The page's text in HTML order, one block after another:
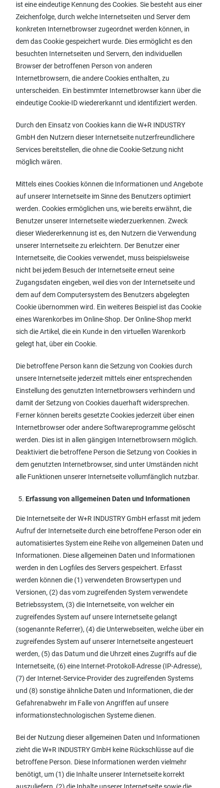
ist eine eindeutige Kennung des Cookies. Sie besteht aus einer
Zeichenfolge, durch welche Internetseiten und Server dem
konkreten Internetbrowser zugeordnet werden können, in
dem das Cookie gespeichert wurde. Dies ermöglicht es den
besuchten Internetseiten und Servern, den individuellen
Browser der betroffenen Person von anderen
Internetbrowsern, die andere Cookies enthalten, zu
unterscheiden. Ein bestimmter Internetbrowser kann über die
eindeutige Cookie-ID wiedererkannt und identifiziert werden.
Durch den Einsatz von Cookies kann die W+R INDUSTRY
GmbH den Nutzern dieser Internetseite nutzerfreundlichere
Services bereitstellen, die ohne die Cookie-Setzung nicht
möglich wären.
Mittels eines Cookies können die Informationen und Angebote
auf unserer Internetseite im Sinne des Benutzers optimiert
werden. Cookies ermöglichen uns, wie bereits erwähnt, die
Benutzer unserer Internetseite wiederzuerkennen. Zweck
dieser Wiedererkennung ist es, den Nutzern die Verwendung
unserer Internetseite zu erleichtern. Der Benutzer einer
Internetseite, die Cookies verwendet, muss beispielsweise
nicht bei jedem Besuch der Internetseite erneut seine
Zugangsdaten eingeben, weil dies von der Internetseite und
dem auf dem Computersystem des Benutzers abgelegten
Cookie übernommen wird. Ein weiteres Beispiel ist das Cookie
eines Warenkorbes im Online-Shop. Der Online-Shop merkt
sich die Artikel, die ein Kunde in den virtuellen Warenkorb
gelegt hat, über ein Cookie.
Die betroffene Person kann die Setzung von Cookies durch
unsere Internetseite jederzeit mittels einer entsprechenden
Einstellung des genutzten Internetbrowsers verhindern und
damit der Setzung von Cookies dauerhaft widersprechen.
Ferner können bereits gesetzte Cookies jederzeit über einen
Internetbrowser oder andere Softwareprogramme gelöscht
werden. Dies ist in allen gängigen Internetbrowsern möglich.
Deaktiviert die betroffene Person die Setzung von Cookies in
dem genutzten Internetbrowser, sind unter Umständen nicht
alle Funktionen unserer Internetseite vollumfänglich nutzbar.
Erfassung von allgemeinen Daten und Informationen
Die Internetseite der W+R INDUSTRY GmbH erfasst mit jedem
Aufruf der Internetseite durch eine betroffene Person oder ein
automatisiertes System eine Reihe von allgemeinen Daten und
Informationen. Diese allgemeinen Daten und Informationen
werden in den Logfiles des Servers gespeichert. Erfasst
werden können die (1) verwendeten Browsertypen und
Versionen, (2) das vom zugreifenden System verwendete
Betriebssystem, (3) die Internetseite, von welcher ein
zugreifendes System auf unsere Internetseite gelangt
(sogenannte Referrer), (4) die Unterwebseiten, welche über ein
zugreifendes System auf unserer Internetseite angesteuert
werden, (5) das Datum und die Uhrzeit eines Zugriffs auf die
Internetseite, (6) eine Internet-Protokoll-Adresse (IP-Adresse),
(7) der Internet-Service-Provider des zugreifenden Systems
und (8) sonstige ähnliche Daten und Informationen, die der
Gefahrenabwehr im Falle von Angriffen auf unsere
informationstechnologischen Systeme dienen.
Bei der Nutzung dieser allgemeinen Daten und Informationen
zieht die W+R INDUSTRY GmbH keine Rückschlüsse auf die
betroffene Person. Diese Informationen werden vielmehr
benötigt, um (1) die Inhalte unserer Internetseite korrekt